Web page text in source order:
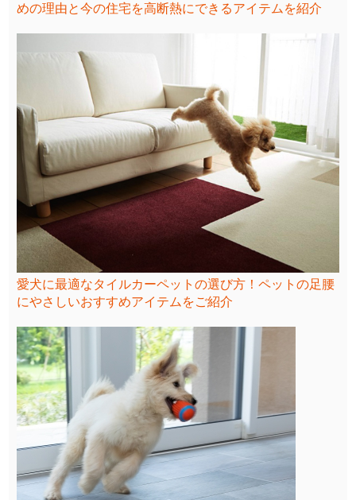
めの理由と今の住宅を高断熱にできるアイテムを紹介
愛犬に最適なタイルカーペットの選び方！ペットの足腰
にやさしいおすすめアイテムをご紹介